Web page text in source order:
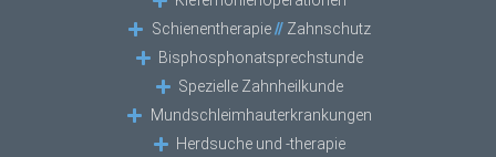
Schienentherapie//Zahnschutz
Bisphosphonatsprechstunde
Spezielle Zahnheilkunde
Mundschleimhauterkrankungen
Herdsuche und -therapie